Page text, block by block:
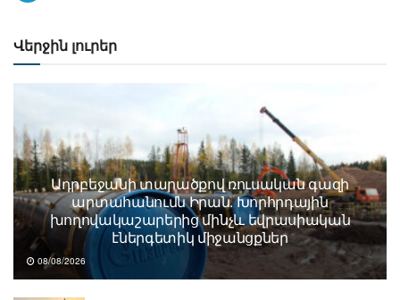
Վերջին լուրեր
Ադրբեջանի տարածքով ռուսական գազի
արտահանումն Իրան. Խորհրդային
խողովակաշարերից մինչև եվրասիական
էներգետիկ միջանցքներ
08/08/2026